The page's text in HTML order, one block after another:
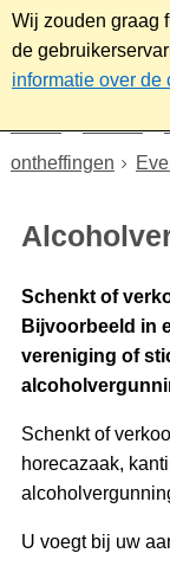
Wij zouden graag
de
informatie over de
ontheffingen
Schenkt of
Bijvoorbeeld in
vereniging of
Schenkt of
horecazaak,
U voegt bij uw